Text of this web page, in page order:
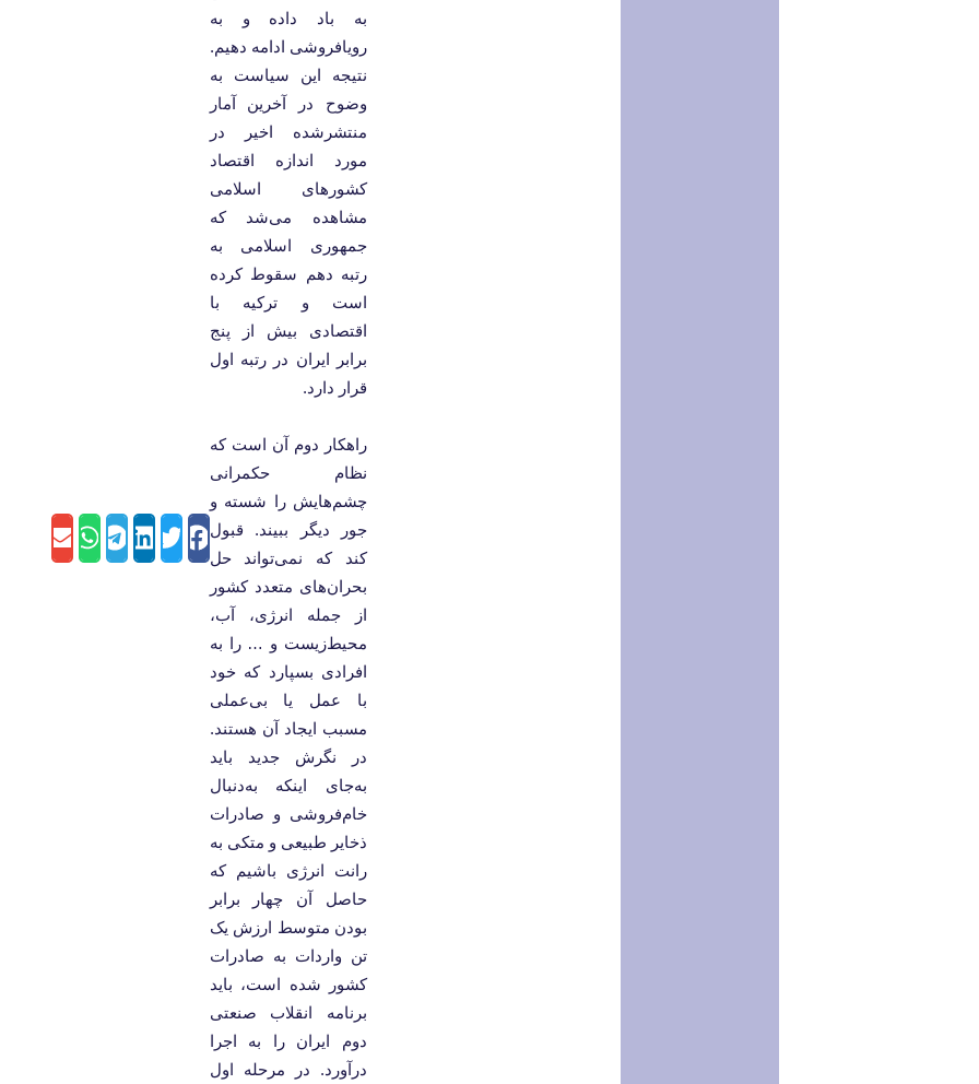
به باد داده و به
رویافروشی ادامه دهیم.
نتیجه این سیاست به
وضوح در آخرین آمار
منتشرشده اخیر در
مورد اندازه اقتصاد
کشورهای اسلامی
مشاهده می‌شد که
جمهوری اسلامی به
رتبه دهم سقوط کرده
است و ترکیه با
اقتصادی بیش از پنج
برابر ایران در رتبه اول
قرار دارد.
راهکار دوم آن است که
نظام حکمرانی
چشم‌هایش را شسته و
جور دیگر ببیند. قبول
کند که نمی‌تواند حل
بحران‌های متعدد کشور
از جمله انرژی، آب،
محیط‌زیست و … را به
افرادی بسپارد که خود
با عمل یا بی‌عملی
مسبب ایجاد آن هستند.
در نگرش جدید باید
به‌جای اینکه به‌دنبال
خام‌فروشی و صادرات
ذخایر طبیعی و متکی به
رانت انرژی باشیم که
حاصل آن چهار برابر
بودن متوسط ارزش یک
تن واردات به صادرات
کشور شده است، باید
برنامه انقلاب صنعتی
دوم ایران را به اجرا
درآورد. در مرحله اول
Facebook
Twitter
LinkedIn
Telegram